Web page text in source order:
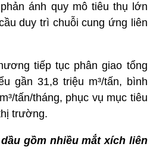
ánh quy mô tiêu thụ lớn
duy trì chuỗi cung ứng liên
tiếp tục phân giao tổng
gần 31,8 triệu m³/tấn, bình
tấn/tháng, phục vụ mục tiêu
trường.
gồm nhiều mắt xích liên